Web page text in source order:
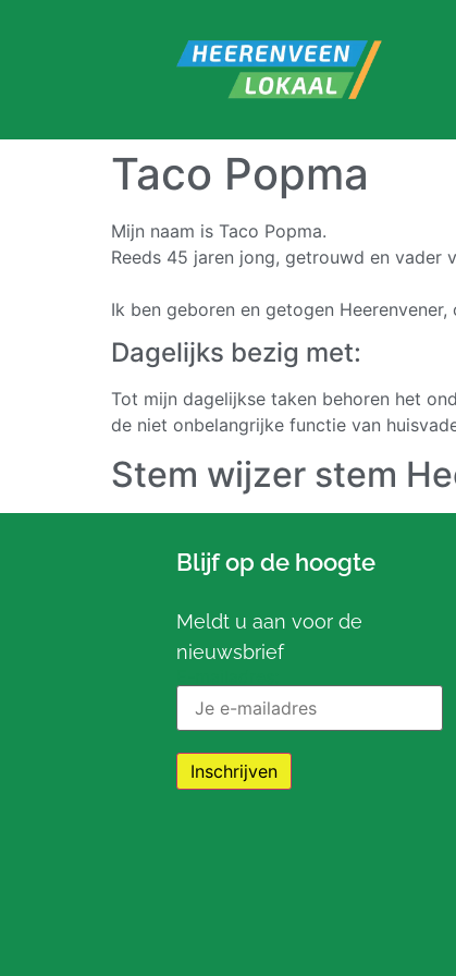
Taco Popma
Mijn naam is Taco Popma.
Reeds 45 jaren jong, getrouwd en vader
Ik ben geboren en getogen
Dagelijks bezig met:
Tot mijn dagelijkse taken behoren het
de niet onbelangrijke functie van
Stem wijzer stem
Blijf op de hoogte
Meldt u aan voor de
nieuwsbrief